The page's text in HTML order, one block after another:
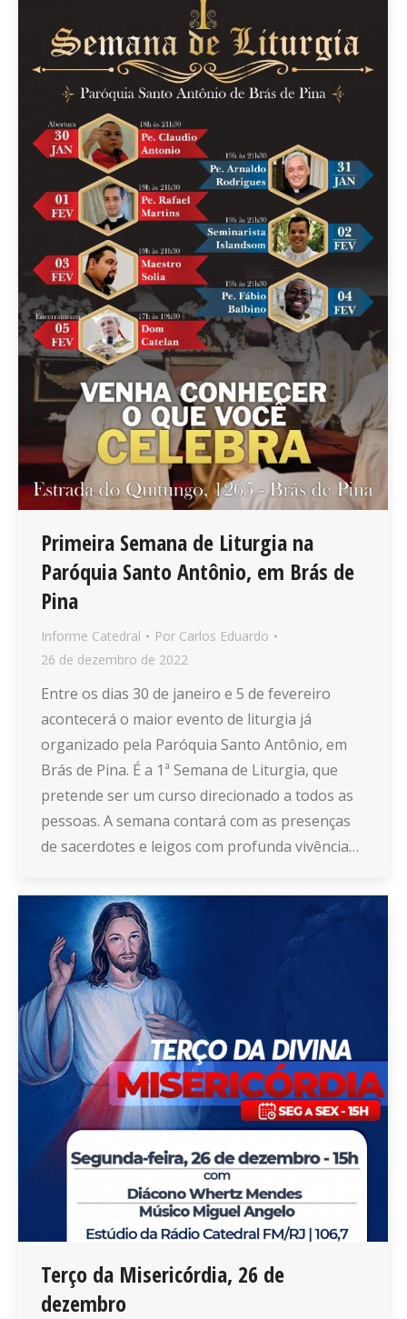
Primeira Semana de Liturgia na
Paróquia Santo Antônio, em Brás de
Pina
Informe Catedral Por Carlos Eduardo
26 de dezembro de 2022
Entre os dias 30 de janeiro e 5 de fevereiro
acontecerá o maior evento de liturgia já
organizado pela Paróquia Santo Antônio, em
Brás de Pina. É a 1ª Semana de Liturgia, que
pretende ser um curso direcionado a todos as
pessoas. A semana contará com as presenças
de sacerdotes e leigos com profunda vivência…
Terço da Misericórdia, 26 de
dezembro